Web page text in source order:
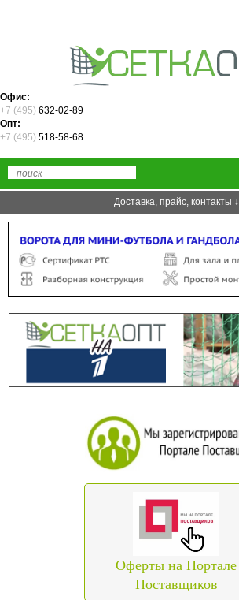
Офис:
+7 (495) 632-02-89
Опт:
+7 (495) 518-58-68
Доставка, прайс, контакты ↓
Оферты на Портале
Поставщиков